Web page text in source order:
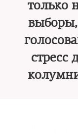
только
выборы,
стресс